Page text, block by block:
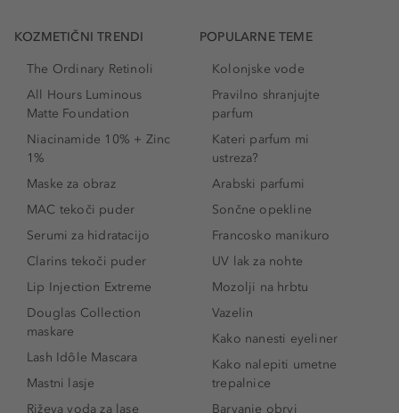
KOZMETIČNI TRENDI
The Ordinary Retinoli
All Hours Luminous
Matte Foundation
Niacinamide 10% + Zinc
1%
Maske za obraz
MAC tekoči puder
Serumi za hidratacijo
Clarins tekoči puder
Lip Injection Extreme
Douglas Collection
maskare
Lash Idôle Mascara
Mastni lasje
Riževa voda za lase
POPULARNE TEME
Kolonjske vode
Pravilno shranjujte
parfum
Kateri parfum mi
ustreza?
Arabski parfumi
Sončne opekline
Francosko manikuro
UV lak za nohte
Mozolji na hrbtu
Vazelin
Kako nanesti eyeliner
Kako nalepiti umetne
trepalnice
Barvanje obrvi